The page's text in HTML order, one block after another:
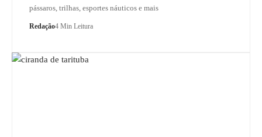
pássaros, trilhas, esportes náuticos e mais
Redação4 Min Leitura